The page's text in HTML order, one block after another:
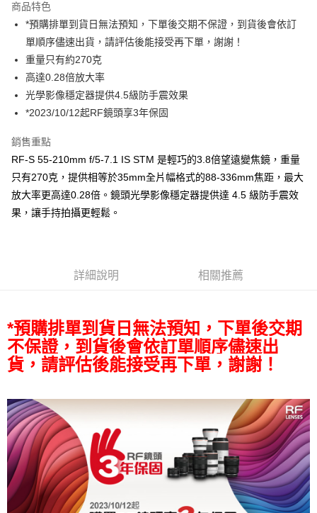
合作金庫商業銀行
華南商業銀行
彰化商業銀行
上海商業儲蓄銀行
台北富邦商業銀行
國泰世華商業銀行
臺灣中小企業銀行
匯豐（台灣）商業銀行
華泰商業銀行
聯邦商業銀行
遠東國際商業銀行
元大商業銀行
台新國際商業銀行
台灣樂天信用卡公司
6 期 0 利率 每期
華南商業銀行
彰化商業銀行
上海商業儲蓄銀行
國泰世華商業銀行
臺灣中小企業銀行
台中商業銀行
匯豐（台灣）商業銀行
元大商業銀行
星展（台灣）商業銀行
台灣樂天信用卡公司
12 期 0 利率 每期 NT$900 21家銀行
合作金庫商業銀行
上海商業儲蓄銀行
國泰世華商業銀行
兆豐國際商業銀行
臺灣中小企業銀行
聯邦商業銀行
元大商業銀行
永豐商業銀行
玉山商業銀行
星展（台灣）商業銀行
台新國際商業銀行
中國信託商業銀行
超商取貨付款
LINE Pay
Apple Pay
街口支付
悠遊付
Google Pay
全支付
AFTEE先享後付
便利好安心！
１．簡單：不需註冊會員、不需綁卡、不需儲值。
２．便利：只要手機號碼，簡訊認證，即可結帳。
３．安心：先確認商品／服務後，再付款。
１．於結帳方式選擇「AFTEE先享後付」後，將跳轉至「AFTEE先享後付」
結帳頁面，進行簡訊認證並確認金額後，即可完成結帳。
２．訂單成立數日內，您將收到繳費通知簡訊。
３．收到繳費通知簡訊後14天內，點擊此簡訊中的連結，可透過四大超商／
ATM／網路銀行／等多元方式進行付款，方視為交易完成。
※ 請注意：結帳手續完成當下不需立刻繳費，但若您需要取消訂單，請聯絡
購買商品的店家。未經商家同意取消之訂單仍視為有效，需透過AFTEE先享
後付繳納相關費用。
※ 交易是否成功請以「AFTEE先享後付 」之結帳頁面顯示為準，若有關於
運送方式
全家取貨付款
萊爾富取貨付款
每筆NT$60，滿NT$399(含以上)免運費
7-11取貨付款
每筆NT$60，滿NT$399(含以上)免運費
宅配
商品特色
*預購排單到貨日無法預知，下單後交期不保證，到貨後會依訂
單順序儘速出貨，請評估後能接受再下單，謝謝！
重量只有約270克
高達0.28倍放大率
光學影像穩定器提供4.5級防手震效果
*2023/10/12起RF鏡頭享3年保固
銷售重點
RF-S 55-210mm f/5-7.1 IS STM 是輕巧的3.8倍望遠變焦鏡，重量
只有270克，提供相等於35mm全片幅格式的88-336mm焦距，最大
放大率更高達0.28倍。鏡頭光學影像穩定器提供達 4.5 級防手震效
果，讓手持拍攝更輕鬆。
詳細說明 相關推薦
*預購排單到貨日無法預知，下單後交期
不保證，到貨後會依訂單順序儘速出
貨，請評估後能接受再下單，謝謝！